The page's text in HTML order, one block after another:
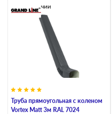
Труба прямоугольная с коленом
Vortex Matt 3м RAL 7024
В наличии